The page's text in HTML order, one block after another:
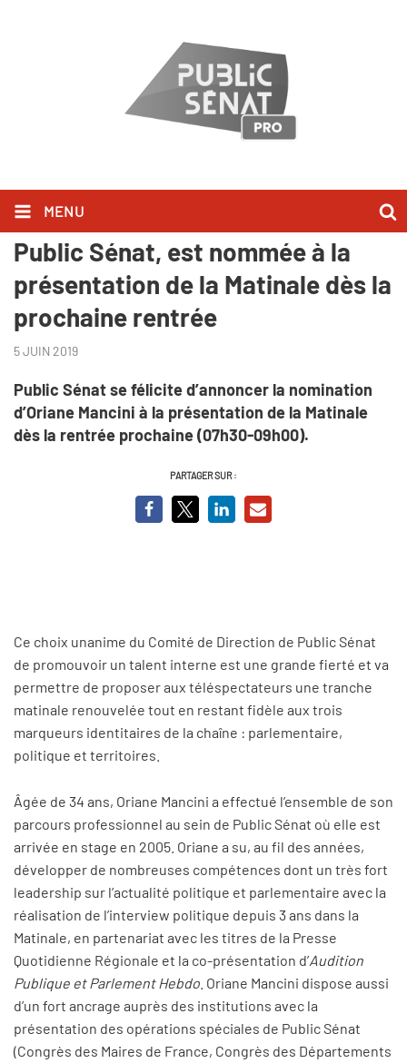
MENU
Oriane Mancini, journaliste à
Public Sénat, est nommée à la
présentation de la Matinale dès la
prochaine rentrée
5 JUIN 2019
Public Sénat se félicite d’annoncer la nomination
d’Oriane Mancini à la présentation de la Matinale
dès la rentrée prochaine (07h30-09h00).
PARTAGER SUR :
Ce choix unanime du Comité de Direction de Public Sénat
de promouvoir un talent interne est une grande fierté et va
permettre de proposer aux téléspectateurs une tranche
matinale renouvelée tout en restant fidèle aux trois
marqueurs identitaires de la chaîne : parlementaire,
politique et territoires.
Âgée de 34 ans, Oriane Mancini a effectué l’ensemble de son
parcours professionnel au sein de Public Sénat où elle est
arrivée en stage en 2005. Oriane a su, au fil des années,
développer de nombreuses compétences dont un très fort
leadership sur l’actualité politique et parlementaire avec la
réalisation de l’interview politique depuis 3 ans dans la
Matinale, en partenariat avec les titres de la Presse
Quotidienne Régionale et la co-présentation d’Audition
Publique et Parlement Hebdo . Oriane Mancini dispose aussi
d’un fort ancrage auprès des institutions avec la
présentation des opérations spéciales de Public Sénat
(Congrès des Maires de France, Congrès des Départements